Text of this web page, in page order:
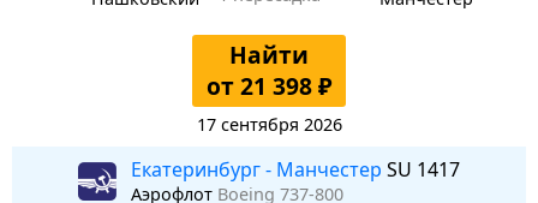
Найти
от 21 398 ₽
17 сентября 2026
Екатеринбург - Манчестер SU 1417
Аэрофлот Boeing 737-800